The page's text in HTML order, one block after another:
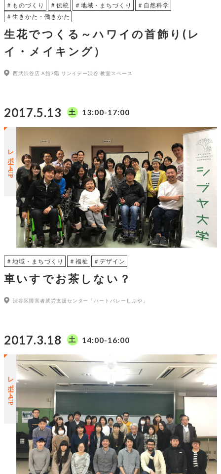
＃ものづくり ＃伝統 ＃地域・まちづくり
＃自然科学
＃生きかた・働きかた
生花でつくる～ハワイの首飾り(レ
イ・メイキング）
西武渋谷店 A館7階 サンイデー渋谷 教室スペース
2017.5.13 土 13:00-17:00
レポートUP
＃地域・まちづくり ＃福祉 ＃デザイン
車いすでお茶しない？
渋谷区障害者就労支援センター「ハートバレーしぶや」
2017.3.18 土 14:00-16:00
レポートUP